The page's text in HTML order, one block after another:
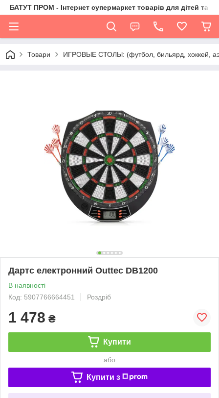
БАТУТ ПРОМ - Інтернет супермаркет товарів для дітей та їх
Товари ИГРОВЫЕ СТОЛЫ: (футбол, бильярд, хоккей,
Дартс електронний Outtec DB1200
В наявності
Код: 5907766664451
Роздріб
1 478 ₴
Купити
або
Купити з